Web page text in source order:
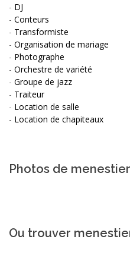
- DJ
- Conteurs
- Transformiste
- Organisation de mariage
- Photographe
- Orchestre de variété
- Groupe de jazz
- Traiteur
- Location de salle
- Location de chapiteaux
Photos de menestier
Ou trouver